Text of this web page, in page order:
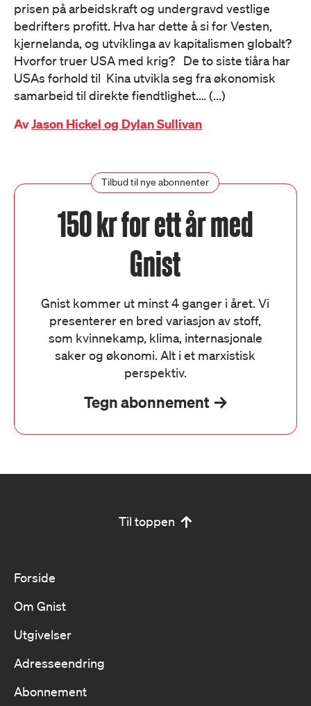
prisen på arbeidskraft og undergravd vestlige
bedrifters profitt. Hva har dette å si for Vesten,
kjernelanda, og utviklinga av kapitalismen globalt?
Hvorfor truer USA med krig? De to siste tiåra har
USAs forhold til Kina utvikla seg fra økonomisk
samarbeid til direkte fiendtlighet.… (...)
AvJason Hickel og Dylan Sullivan
Tilbud til nye abonnenter
150 kr for ett år med
Gnist
Gnist kommer ut minst 4 ganger i året. Vi
presenterer en bred variasjon av stoff,
som kvinnekamp, klima, internasjonale
saker og økonomi. Alt i et marxistisk
perspektiv.
Tegn abonnement
Til toppen
Forside
Om Gnist
Utgivelser
Adresseendring
Abonnement